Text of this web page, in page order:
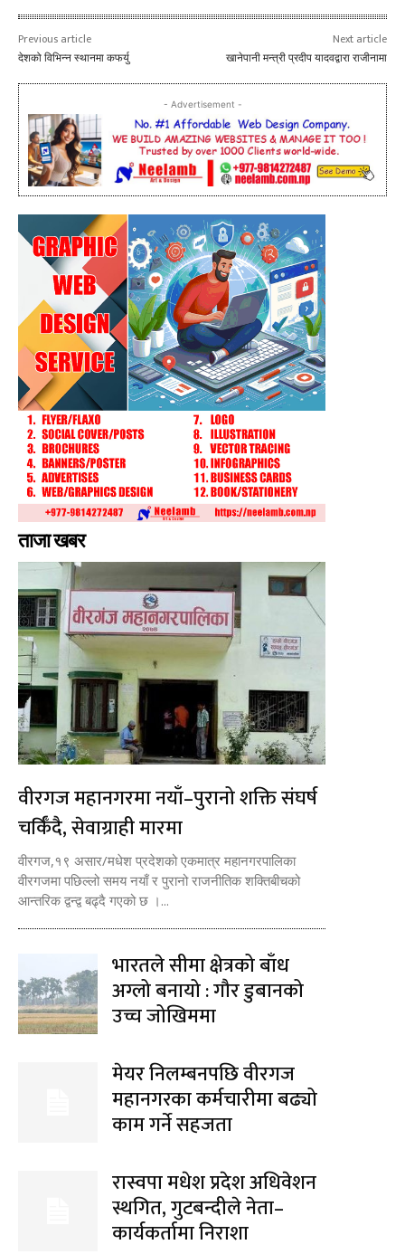
Previous article
देशको विभिन्न स्थानमा कफर्यु
Next article
खानेपानी मन्त्री प्रदीप यादवद्वारा राजीनामा
- Advertisement -
ताजा खबर
वीरगज महानगरमा नयाँ–पुरानो शक्ति संघर्ष
चर्किँदै, सेवाग्राही मारमा
वीरगज,१९ असार/मधेश प्रदेशको एकमात्र महानगरपालिका
वीरगजमा पछिल्लो समय नयाँ र पुरानो राजनीतिक शक्तिबीचको
आन्तरिक द्वन्द्व बढ्दै गएको छ ।...
भारतले सीमा क्षेत्रको बाँध
अग्लो बनायो : गौर डुबानको
उच्च जोखिममा
मेयर निलम्बनपछि वीरगज
महानगरका कर्मचारीमा बढ्यो
काम गर्ने सहजता
रास्वपा मधेश प्रदेश अधिवेशन
स्थगित, गुटबन्दीले नेता–
कार्यकर्तामा निराशा